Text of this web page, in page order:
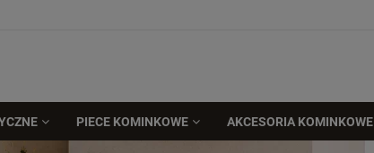
PIECE KOMINKOWE AKCESORIA KOMINKOWE